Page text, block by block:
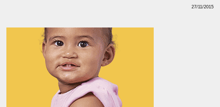
27/11/2015